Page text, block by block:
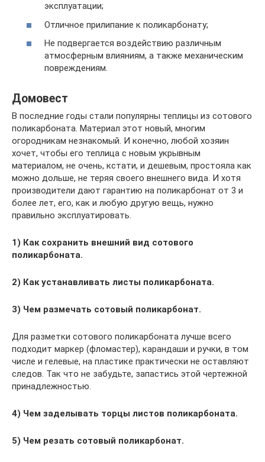
эксплуатации;
Отличное прилипание к поликарбонату;
Не подвергается воздействию различным
атмосферным влияниям, а также механическим
повреждениям.
Домовест
В последние годы стали популярны теплицы из сотового
поликарбоната. Материал этот новый, многим
огородникам незнакомый. И конечно, любой хозяин
хочет, чтобы его теплица с новым укрывным
материалом, не очень, кстати, и дешевым, простояла как
можно дольше, не теряя своего внешнего вида. И хотя
производители дают гарантию на поликарбонат от 3 и
более лет, его, как и любую другую вещь, нужно
правильно эксплуатировать.
1) Как сохранить внешний вид сотового
поликарбоната.
2) Как устанавливать листы поликарбоната.
3) Чем размечать сотовый поликарбонат.
Для разметки сотового поликарбоната лучше всего
подходит маркер (фломастер), карандаши и ручки, в том
числе и гелевые, на пластике практически не оставляют
следов. Так что не забудьте, запастись этой чертежной
принадлежностью.
4) Чем заделывать торцы листов поликарбоната.
5) Чем резать сотовый поликарбонат.